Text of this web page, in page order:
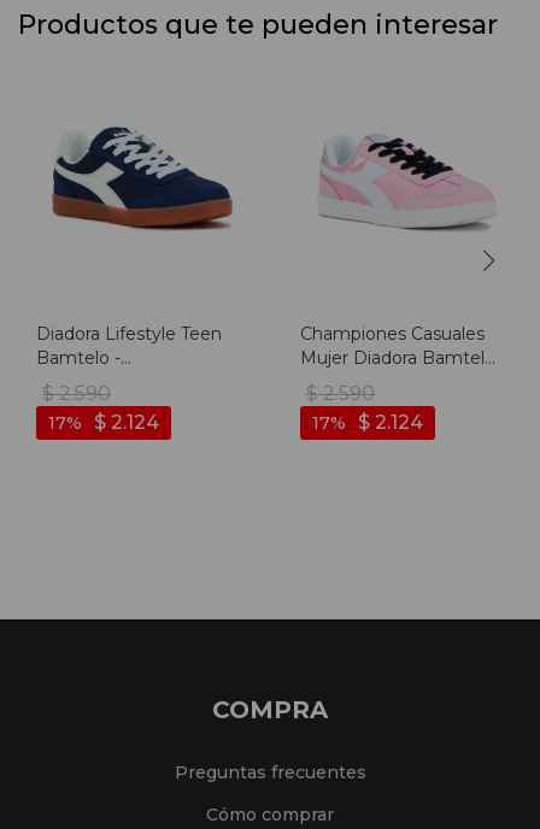
Productos que te pueden interesar
Diadora Lifestyle Teen
Bamtelo -
Marino/blanco - Marino-
blanco
$ 2.590
$ 2.124
17
Championes Casuales
Mujer Diadora Bamtelo
- Rosado
$ 2.590
$ 2.124
17
COMPRA
Preguntas frecuentes
Cómo comprar